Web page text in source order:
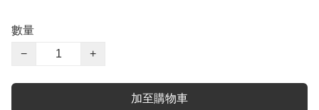
數量
−
+
加至購物車